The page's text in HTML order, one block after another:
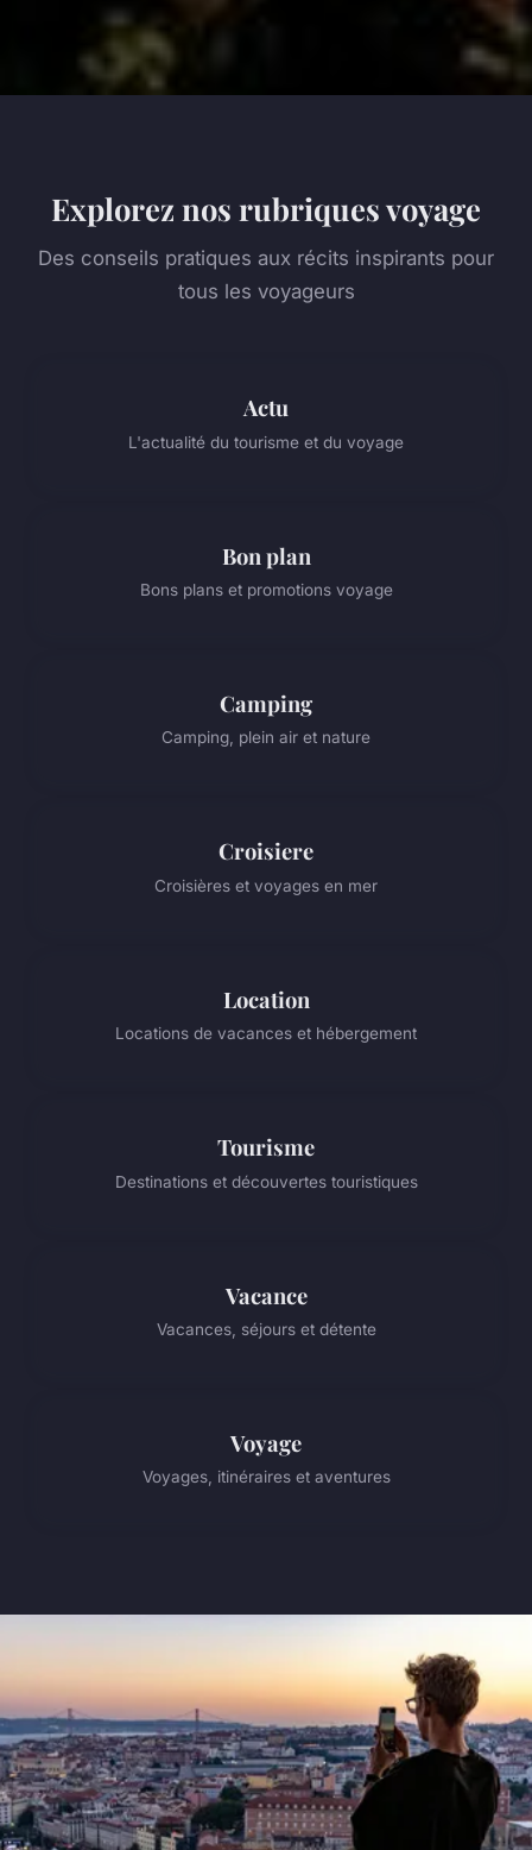
Explorez nos rubriques voyage
Des conseils pratiques aux récits inspirants pour
tous les voyageurs
Actu
L'actualité du tourisme et du voyage
Bon plan
Bons plans et promotions voyage
Camping
Camping, plein air et nature
Croisiere
Croisières et voyages en mer
Location
Locations de vacances et hébergement
Tourisme
Destinations et découvertes touristiques
Vacance
Vacances, séjours et détente
Voyage
Voyages, itinéraires et aventures